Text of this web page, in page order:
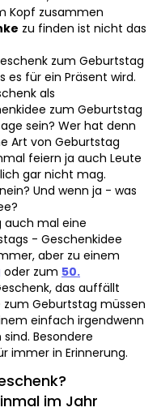
Kopf zusammen
zu finden ist nicht das
zum Geburtstag
es für ein Präsent wird.
als
zum Geburtstag
sein? Wer hat denn
Art von Geburtstag
feiern ja auch Leute
gar nicht mag.
Und wenn ja - was
auch mal eine
- Geschenkidee
aber zu einem
oder zum 50.
das auffällt
Geburtstag müssen
einfach irgendwenn
Besondere
immer in Erinnerung.
im Jahr